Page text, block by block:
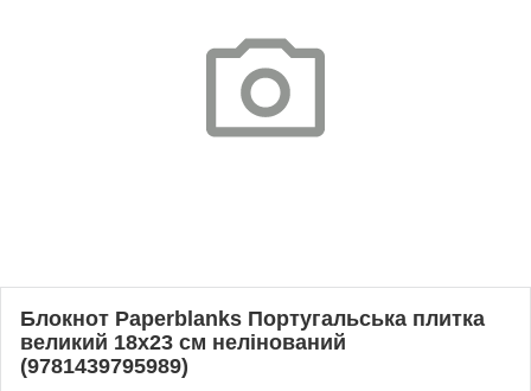
Блокнот Paperblanks Португальська плитка
великий 18х23 см нелінований
(9781439795989)